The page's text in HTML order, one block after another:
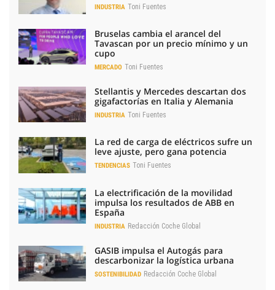
INDUSTRIA Toni Fuentes
Bruselas cambia el arancel del
Tavascan por un precio mínimo y un
cupo
MERCADO Toni Fuentes
Stellantis y Mercedes descartan dos
gigafactorías en Italia y Alemania
INDUSTRIA Toni Fuentes
La red de carga de eléctricos sufre un
leve ajuste, pero gana potencia
TENDENCIAS Toni Fuentes
La electrificación de la movilidad
impulsa los resultados de ABB en
España
INDUSTRIA Redacción Coche Global
GASIB impulsa el Autogás para
descarbonizar la logística urbana
SOSTENIBILIDAD Redacción Coche Global